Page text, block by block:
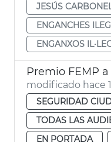
JESÚS
ENGANCHES
ENGANXOS
modificado hace
SEGURIDAD
TODAS LAS
EN PORTADA